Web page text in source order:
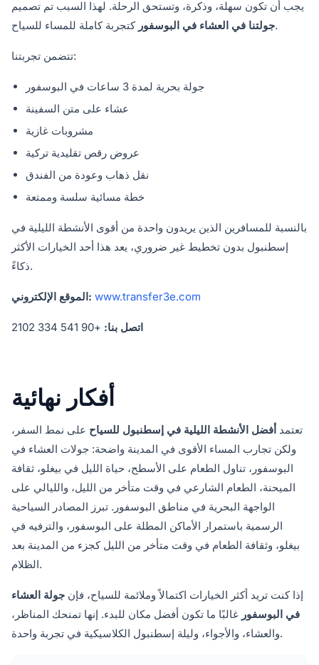
يجب أن تكون سهلة، وذكرة، وتستحق الرحلة. لهذا السبب تم تصميم
جولتنا في العشاء في البوسفوركتجربة كاملة للمساء للسياح.
تتضمن تجربتنا:
جولة بحرية لمدة 3 ساعات في البوسفور
عشاء على متن السفينة
مشروبات غازية
عروض رقص تقليدية تركية
نقل ذهاب وعودة من الفندق
خطة مسائية سلسة وممتعة
بالنسبة للمسافرين الذين يريدون واحدة من أقوى الأنشطة الليلية في
إسطنبول بدون تخطيط غير ضروري، يعد هذا أحد الخيارات الأكثر
ذكاءً.
الموقع الإلكتروني: www.transfer3e.com
اتصل بنا: +90 541 334 2102
أفكار نهائية
تعتمد أفضل الأنشطة الليلية في إسطنبول للسياح على نمط السفر،
ولكن تجارب المساء الأقوى في المدينة واضحة: جولات العشاء في
البوسفور، تناول الطعام على الأسطح، حياة الليل في بيغلو، ثقافة
الميحنة، الطعام الشارعي في وقت متأخر من الليل، والليالي على
الواجهة البحرية في مناطق البوسفور. تبرز المصادر السياحية
الرسمية باستمرار الأماكن المطلة على البوسفور، والترفيه في
بيغلو، وثقافة الطعام في وقت متأخر من الليل كجزء من المدينة بعد
الظلام.
إذا كنت تريد أكثر الخيارات اكتمالاً وملائمة للسياح، فإن جولة العشاء
في البوسفور غالبًا ما تكون أفضل مكان للبدء. إنها تمنحك المناظر،
والعشاء، والأجواء، وليلة إسطنبول الكلاسيكية في تجربة واحدة.